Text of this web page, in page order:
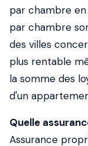
par chambre
par chambre
des villes
plus rentable
la somme des
d'un
Quelle
Assurance